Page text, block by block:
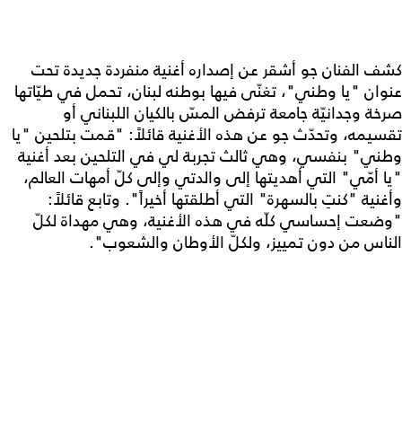
كشف الفنان جو أشقر عن إصداره أغنية منفردة جديدة تحت
عنوان "يا وطني"، تغنّى فيها بوطنه لبنان، تحمل في طيّاتها
صرخة وجدانيّة جامعة ترفض المسّ بالكيان اللبناني أو
تقسيمه، وتحدّث جو عن هذه الأغنية قائلاً: "قمت بتلحين "يا
وطني" بنفسي، وهي ثالث تجربة لي في التلحين بعد أغنية
"يا أمّي" التي أهديتها إلى والدتي وإلى كلّ أمهات العالم،
وأغنية "كنتِ بالسهرة" التي أطلقتها أخيراً". وتابع قائلاً:
"وضعت إحساسي كلّه في هذه الأغنية، وهي مهداة لكلّ
الناس من دون تمييز، ولكلّ الأوطان والشعوب".